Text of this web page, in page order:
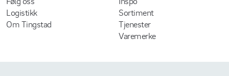
Logistikk
Om Tingstad
Sortiment
Tjenester
Varemerke